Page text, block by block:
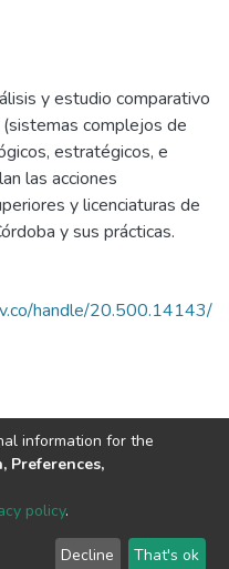
y estudio comparativo
complejos de
estratégicos, e
las acciones
y licenciaturas de
y sus prácticas.
handle/20.500.14143/
2002-2026
End User
Send
information for the
Preferences,
policy.
Decline That's ok